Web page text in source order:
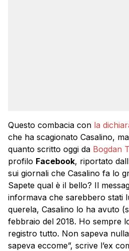
Questo combacia con la
che ha scagionato Casalino,
quanto scritto oggi da Bogdan
profilo Facebook, riportato
sui giornali che Casalino fa lo
Sapete qual è il bello? Il
informava che sarebbero stati
querela, Casalino lo ha avuto
febbraio del 2018. Ho sempre
registro tutto. Non sapeva
sapeva eccome”, scrive l’ex